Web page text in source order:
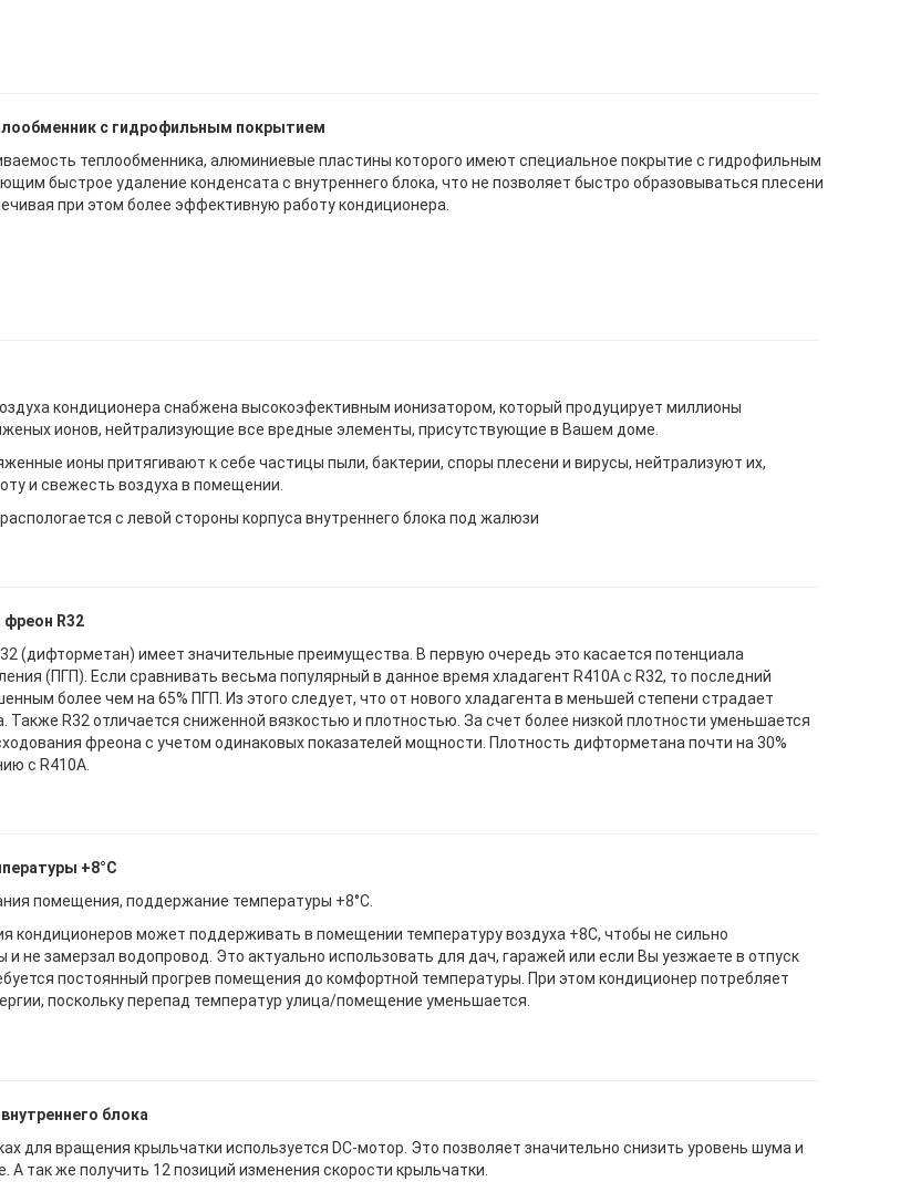
с гидрофильным покрытием
теплообменника, алюминиевые пластины которого имеют специальное покрытие с гидрофильным
быстрое удаление конденсата с внутреннего блока, что не позволяет быстро образовываться плесени
при этом более эффективную работу кондиционера.
кондиционера снабжена высокоэфективным ионизатором, который продуцирует миллионы
ионов, нейтрализующие все вредные элементы, присутствующие в Вашем доме.
ионы притягивают к себе частицы пыли, бактерии, споры плесени и вирусы, нейтрализуют их,
и свежесть воздуха в помещении.
с левой стороны корпуса внутреннего блока под жалюзи
R32
(дифторметан) имеет значительные преимущества. В первую очередь это касается потенциала
(ПГП). Если сравнивать весьма популярный в данное время хладагент R410A с R32, то последний
более чем на 65% ПГП. Из этого следует, что от нового хладагента в меньшей степени страдает
R32 отличается сниженной вязкостью и плотностью. За счет более низкой плотности уменьшается
фреона с учетом одинаковых показателей мощности. Плотность дифторметана почти на 30%
с R410A.
+8°С
помещения, поддержание температуры +8°С.
кондиционеров может поддерживать в помещении температуру воздуха +8С, чтобы не сильно
и не замерзал водопровод. Это актуально использовать для дач, гаражей или если Вы уезжаете в отпуск
постоянный прогрев помещения до комфортной температуры. При этом кондиционер потребляет
поскольку перепад температур улица/помещение уменьшается.
блока
для вращения крыльчатки используется DC-мотор. Это позволяет значительно снизить уровень шума и
А так же получить 12 позиций изменения скорости крыльчатки.